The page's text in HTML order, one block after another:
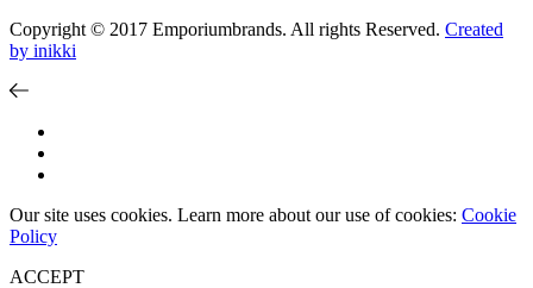
Copyright © 2017 Emporiumbrands. All rights Reserved. Created
by inikki
Our site uses cookies. Learn more about our use of cookies: Cookie
Policy
ACCEPT